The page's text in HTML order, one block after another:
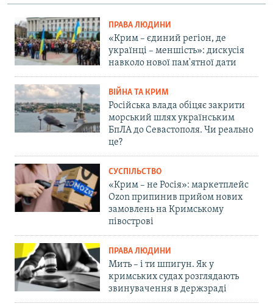
ПРАВА ЛЮДИНИ
«Крим – єдиний регіон, де
українці – меншість»: дискусія
навколо нової пам'ятної дати
ВІЙНА ТА КРИМ
Російська влада обіцяє закрити
морський шлях українським
БпЛА до Севастополя. Чи реально
це?
СУСПІЛЬСТВО
«Крим – не Росія»: маркетплейс
Ozon припинив прийом нових
замовлень на Кримському
півострові
ПРАВА ЛЮДИНИ
Мить – і ти шпигун. Як у
кримських судах розглядають
звинувачення в держзраді